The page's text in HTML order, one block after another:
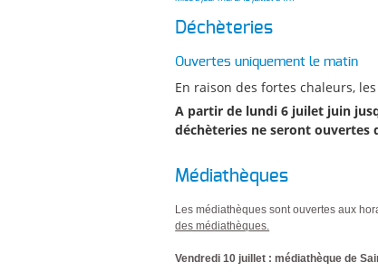
Déchèteries
Ouvertes uniquement le matin
En raison des fortes chaleurs,
A partir de lundi 6 juilet juin
déchèteries ne seront ouvertes
Médiathèques
Les médiathèques sont ouvertes aux
des médiathèques.
Vendredi 10 juillet : médiathèque de